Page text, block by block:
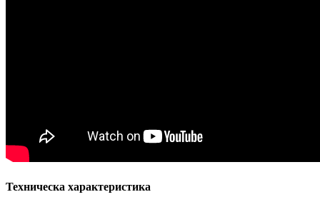
Техническа характеристика